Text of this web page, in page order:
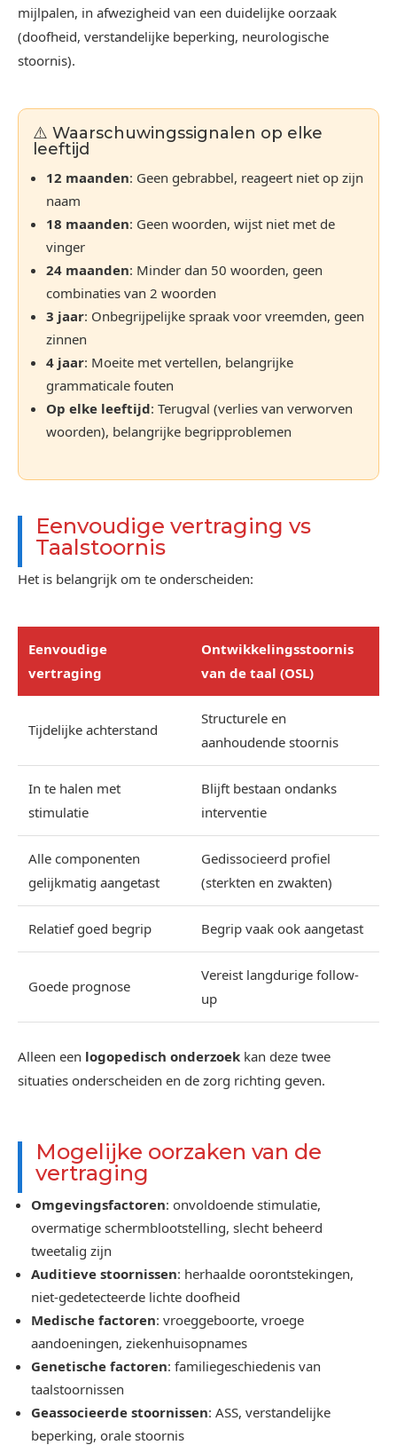
mijlpalen, in afwezigheid van een duidelijke oorzaak
(doofheid, verstandelijke beperking, neurologische
stoornis).
⚠️ Waarschuwingssignalen op elke
leeftijd
12 maanden: Geen gebrabbel, reageert niet op zijn
naam
18 maanden: Geen woorden, wijst niet met de
vinger
24 maanden: Minder dan 50 woorden, geen
combinaties van 2 woorden
3 jaar: Onbegrijpelijke spraak voor vreemden, geen
zinnen
4 jaar: Moeite met vertellen, belangrijke
grammaticale fouten
Op elke leeftijd: Terugval (verlies van verworven
woorden), belangrijke begripproblemen
Eenvoudige vertraging vs
Taalstoornis
Het is belangrijk om te onderscheiden:
Eenvoudige
vertraging
Ontwikkelingsstoornis
van de taal (OSL)
Tijdelijke achterstand
Structurele en
aanhoudende stoornis
In te halen met
stimulatie
Blijft bestaan ondanks
interventie
Alle componenten
gelijkmatig aangetast
Gedissocieerd profiel
(sterkten en zwakten)
Relatief goed begrip Begrip vaak ook aangetast
Goede prognose
Vereist langdurige follow-
up
Alleen een logopedisch onderzoek kan deze twee
situaties onderscheiden en de zorg richting geven.
Mogelijke oorzaken van de
vertraging
Omgevingsfactoren: onvoldoende stimulatie,
overmatige schermblootstelling, slecht beheerd
tweetalig zijn
Auditieve stoornissen: herhaalde oorontstekingen,
niet-gedetecteerde lichte doofheid
Medische factoren: vroeggeboorte, vroege
aandoeningen, ziekenhuisopnames
Genetische factoren: familiegeschiedenis van
taalstoornissen
Geassocieerde stoornissen: ASS, verstandelijke
beperking, orale stoornis